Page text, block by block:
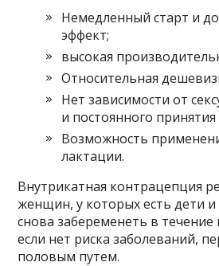
Немедленный старт и
эффект;
высокая
Относительная
Нет зависимости от
и постоянного принятия
Возможность
лактации.
Внутрикатная контрацепция
женщин, у которых есть дети и
снова забеременеть в
если нет риска заболеваний,
половым путем.